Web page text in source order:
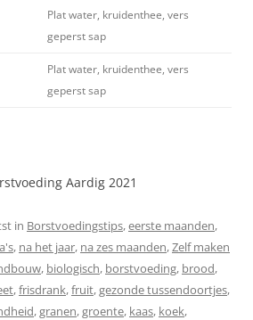
Plat water, kruidenthee, vers
geperst sap
Plat water, kruidenthee, vers
geperst sap
Aardig 2021
in Borstvoedingstips,eerste maanden,
, na het jaar, na zes maanden,Zelf maken
, biologisch, borstvoeding, brood,
,frisdrank,fruit,gezonde tussendoortjes,
,granen,groente, kaas, koek,